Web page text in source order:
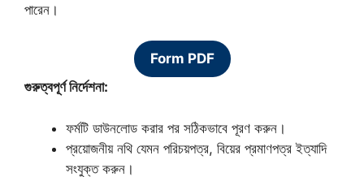
পারেন।
Form PDF
গুরুত্বপূর্ণ নির্দেশনা:
ফর্মটি ডাউনলোড করার পর সঠিকভাবে পূরণ করুন।
প্রয়োজনীয় নথি যেমন পরিচয়পত্র, বিয়ের প্রমাণপত্র ইত্যাদি
সংযুক্ত করুন।